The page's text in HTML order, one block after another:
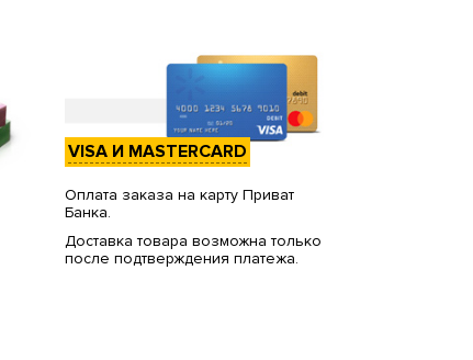
VISA И MASTERCARD
Оплата заказа на карту Приват
Банка.
Доставка товара возможна только
после подтверждения платежа.